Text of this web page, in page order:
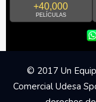
+40,000
PELÍCULAS
© 2017 Un
Comercial Udesa